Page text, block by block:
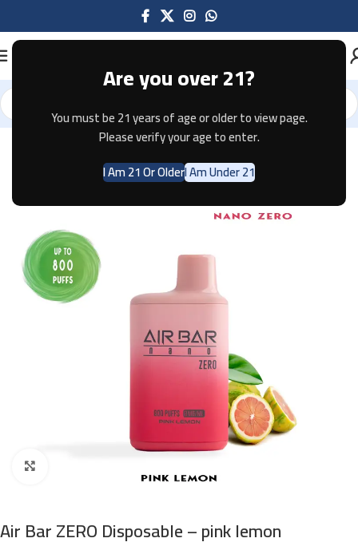
Are you over 21?
You must be 21 years of age or older to view page.
Please verify your age to enter.
I Am 21 Or OlderI Am Under 21
Home Disposable AIR BAR AIR BAR ZERO
Air Bar ZERO Disposable – pink lemon